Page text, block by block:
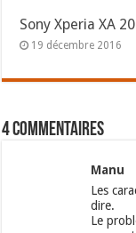
Sony Xperia XA
19 décembre 2016
4 commentaires
Manu
Les
dire.
Le